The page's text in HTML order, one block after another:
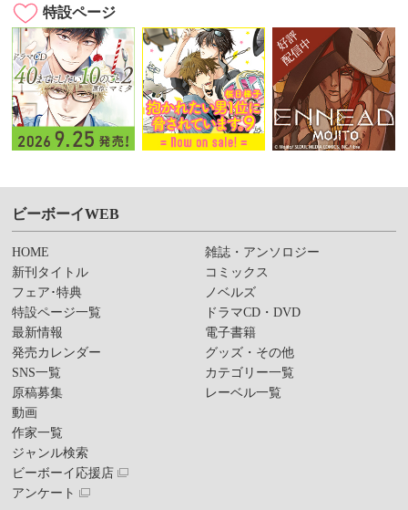
特設ページ
ビーボーイWEB
HOME
新刊タイトル
フェア･特典
特設ページ一覧
最新情報
発売カレンダー
SNS一覧
原稿募集
動画
作家一覧
ジャンル検索
ビーボーイ応援店
アンケート
雑誌・アンソロジー
コミックス
ノベルズ
ドラマCD・DVD
電子書籍
グッズ・その他
カテゴリー一覧
レーベル一覧